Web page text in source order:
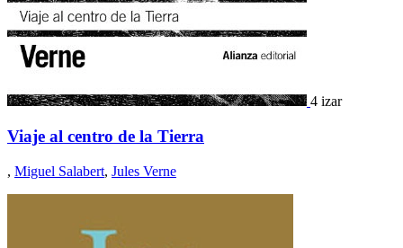
4 izar
Viaje al centro de la Tierra
, Miguel Salabert, Jules Verne